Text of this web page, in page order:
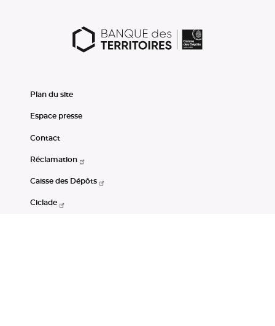
Plan du site
Espace presse
Contact
Réclamation
Caisse des Dépôts
Ciclade